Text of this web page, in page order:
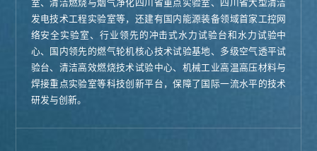
室、清洁燃烧与烟气净化四川省重点实验室、四川省大型清洁
发电技术工程实验室等，还建有国内能源装备领域首家工控网
络安全实验室、行业领先的冲击式水力试验台和水力试验中
心、国内领先的燃气轮机核心技术试验基地、多级空气透平试
验台、清洁高效燃烧技术试验中心、机械工业高温高压材料与
焊接重点实验室等科技创新平台，保障了国际一流水平的技术
研发与创新。